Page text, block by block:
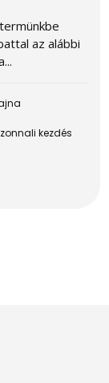
az alábbi
kezdés